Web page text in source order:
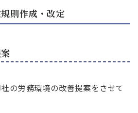
則作成・改定
の労務環境の改善提案をさせて